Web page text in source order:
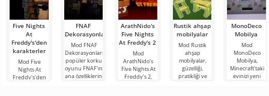
Five Nights
At
Freddy's'den
karakterler
Mod Five
Nights At
Freddy's'den
FNAF
Dekorasyonları
Mod FNAF
Dekorasyonları,
popüler korku
oyunu FNAF'ın
ana özelliklerini
ArathNido's
Five Nights
At Freddy's 2
Mod
ArathNido's
Five Nights At
Freddy's 2,
Rustik ahşap
mobilyalar
Mod Rustik
ahşap
mobilyalar,
güzelliği,
pratikliği ve
MonoDeco
Mobilya
Mod
MonoDeco
Mobilya,
Minecraft'taki
evinizi yeni